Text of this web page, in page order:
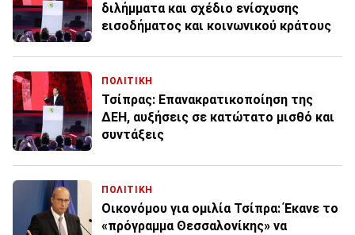
διλήμματα και σχέδιο ενίσχυσης
εισοδήματος και κοινωνικού κράτους
ΠΟΛΙΤΙΚΗ
Τσίπρας: Επανακρατικοποίηση της
ΔΕΗ, αυξήσεις σε κατώτατο μισθό και
συντάξεις
ΠΟΛΙΤΙΚΗ
Οικονόμου για ομιλία Τσίπρα: Έκανε το
«πρόγραμμα Θεσσαλονίκης» να